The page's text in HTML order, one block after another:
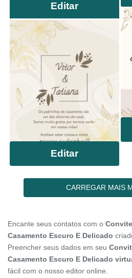
Editar
Editar
CARREGAR MAIS
Encante seus contatos com o
Casamento Escuro E Delicado
Preencher seus dados em seu
Casamento Escuro E Delicado
fácil com o nosso editor online.